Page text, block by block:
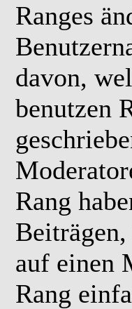
Ranges
davon,
benutzen
Rang
auf einen
Rang